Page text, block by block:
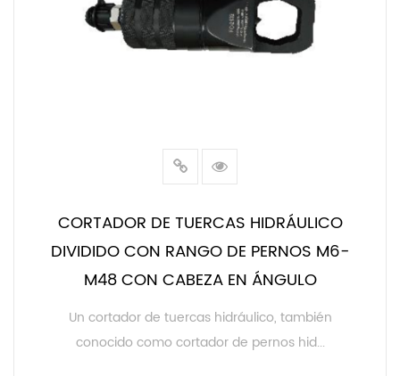
CORTADOR DE TUERCAS HIDRÁULICO
DIVIDIDO CON RANGO DE PERNOS M6-
M48 CON CABEZA EN ÁNGULO
Un cortador de tuercas hidráulico, también
conocido como cortador de pernos hid...